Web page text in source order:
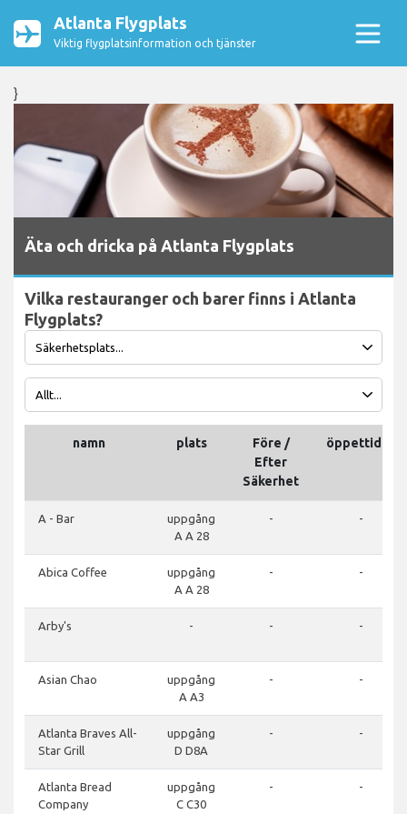
Atlanta Flygplats
Viktig flygplatsinformation och tjänster
}
Äta och dricka på Atlanta Flygplats
Vilka restauranger och barer finns i Atlanta
Flygplats?
namn plats
Före /
Efter
Säkerhet
öppettider
A - Bar
uppgång
A A 28
- -
Abica Coffee
uppgång
A A 28
- -
Arby's - - -
Asian Chao
uppgång
A A3
- -
Atlanta Braves All-
Star Grill
uppgång
D D8A
- -
Atlanta Bread
Company
uppgång
C C30
- -